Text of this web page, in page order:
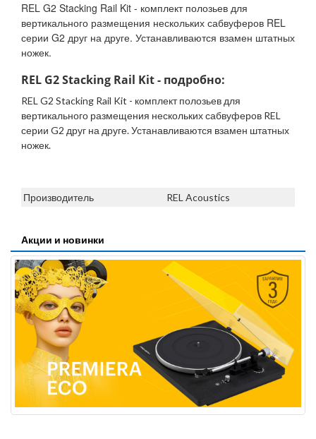
REL G2 Stacking Rail Kit - комплект полозьев для
вертикального размещения нескольких сабвуферов REL
серии G2 друг на друге. Устанавливаются взамен штатных
ножек.
REL G2 Stacking Rail Kit - подробно:
REL G2 Stacking Rail Kit - комплект полозьев для
вертикального размещения нескольких сабвуферов REL
серии G2 друг на друге. Устанавливаются взамен штатных
ножек.
Производитель REL Acoustics
Акции и новинки